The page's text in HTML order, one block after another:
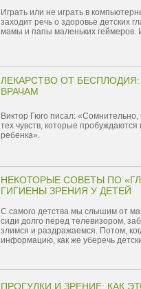
Играть или не играть в
заходит речь о здоровье детских
мамы и папы маленьких геймеров.
ЛЕКАРСТВО ОТ
ВРАЧАМ
Виктор Гюго писал:
тех чувств, которые
ребенка».
НЕКОТОРЫЕ СОВЕТЫ ПО
ГИГИЕНЫ ЗРЕНИЯ У ДЕТЕЙ
С самого детства мы слышим от
сиди долго перед телевизором,
злимся и раздражаемся. Потом,
информацию, как же уберечь
ПРОГУЛКИ И ЗРЕНИЕ: КАК